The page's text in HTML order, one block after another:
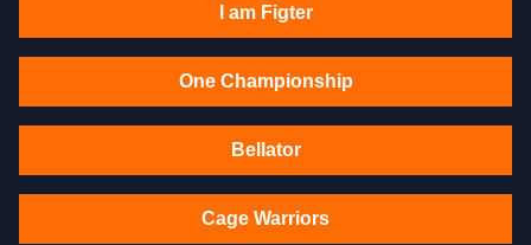
I am Figter
One Championship
Bellator
Cage Warriors